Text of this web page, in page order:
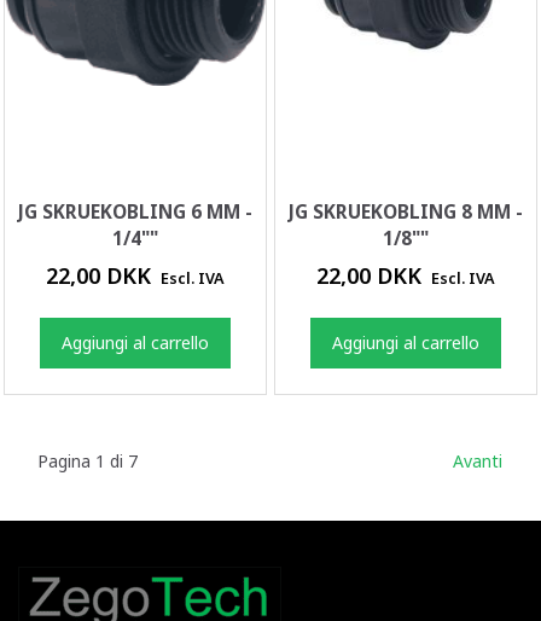
JG SKRUEKOBLING 6 MM -
1/4""
22,00 DKK Escl. IVA
Aggiungi al carrello
JG SKRUEKOBLING 8 MM -
1/8""
22,00 DKK Escl. IVA
Aggiungi al carrello
Pagina 1 di 7 Avanti